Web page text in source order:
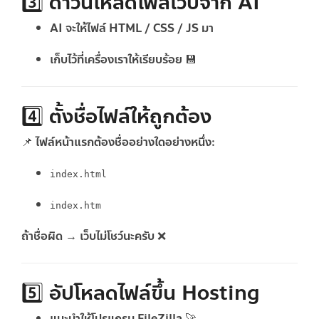
AI จะให้ไฟล์ HTML / CSS / JS มา
เก็บไว้ที่เครื่องเราให้เรียบร้อย 💾
4️⃣ ตั้งชื่อไฟล์ให้ถูกต้อง
📌 ไฟล์หน้าแรกต้องชื่ออย่างใดอย่างหนึ่ง:
index.html
index.htm
ถ้าชื่อผิด → เว็บไม่โชว์นะครับ ❌
5️⃣ อัปโหลดไฟล์ขึ้น Hosting